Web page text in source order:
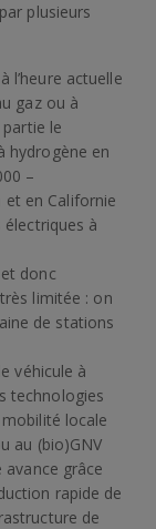
plusieurs
l’heure actuelle
gaz ou à
partie le
hydrogène en
–
et en Californie
à
donc
limitée : on
de stations
véhicule à
technologies
locale
au (bio)GNV
grâce
rapide de
de